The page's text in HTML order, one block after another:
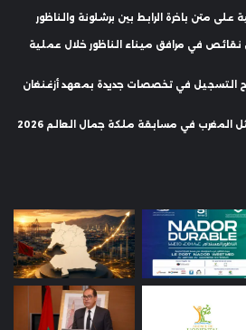
على متن باخرة الرابط بين برشلونة والناظور
نقائص في مرافق ميناء الناظور خلال عملية
التسجيل في تخصصات جديدة بمعهد أزغنغان
المغرب في مسابقة ملكة جمال العالم 2026